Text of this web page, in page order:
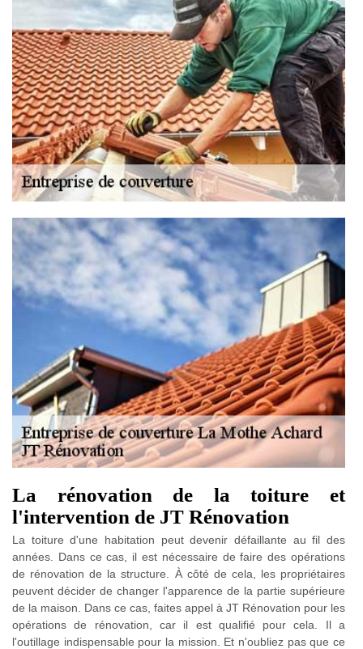
La rénovation de la toiture et
l'intervention de JT Rénovation
La toiture d'une habitation peut devenir défaillante au fil des
années. Dans ce cas, il est nécessaire de faire des opérations
de rénovation de la structure. À côté de cela, les propriétaires
peuvent décider de changer l'apparence de la partie supérieure
de la maison. Dans ce cas, faites appel à JT Rénovation pour les
opérations de rénovation, car il est qualifié pour cela. Il a
l'outillage indispensable pour la mission. Et n'oubliez pas que ce